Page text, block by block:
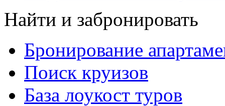
Найти и забронировать
Бронирование
Поиск круизов
База лоукост туров